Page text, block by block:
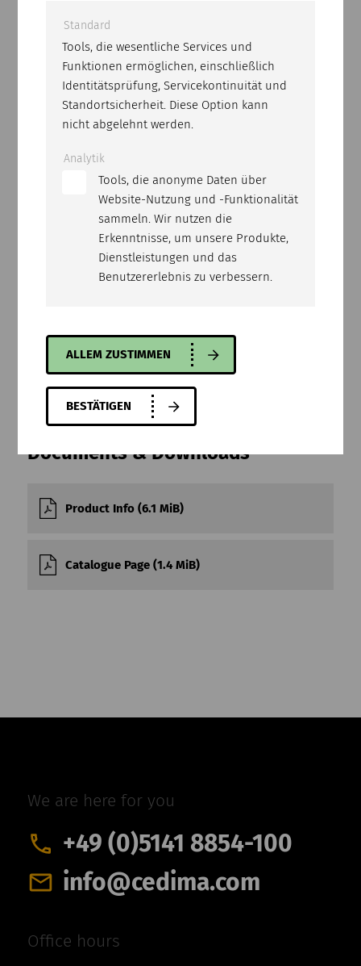
DIMENSIONS L/W/H (TRANSPORT):
1143 x 270 x 75
All CSA
Documents & Downloads
Product Info (6.1 MiB)
Catalogue Page (1.4 MiB)
We are here for you
+49 (0)5141 8854-100
info@cedima.com
Office hours
Standard
Tools, die wesentliche Services und
Funktionen ermöglichen, einschließlich
Identitätsprüfung, Servicekontinuität und
Standortsicherheit. Diese Option kann
nicht abgelehnt werden.
Analytik
Tools, die anonyme Daten über
Website-Nutzung und -Funktionalität
sammeln. Wir nutzen die
Erkenntnisse, um unsere Produkte,
Dienstleistungen und das
Benutzererlebnis zu verbessern.
ALLEM ZUSTIMMEN
BESTÄTIGEN